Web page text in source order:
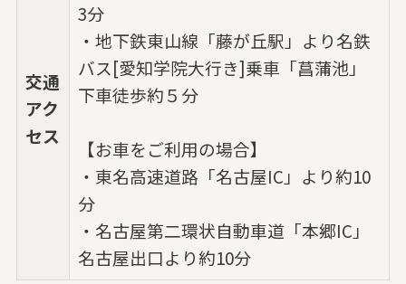
交通
アク
セス
3分
・地下鉄東山線「藤が丘駅」より名鉄
バス[愛知学院大行き]乗車「菖蒲池」
下車徒歩約５分
【お車をご利用の場合】
・東名高速道路「名古屋IC」より約10
分
・名古屋第二環状自動車道「本郷IC」
名古屋出口より約10分